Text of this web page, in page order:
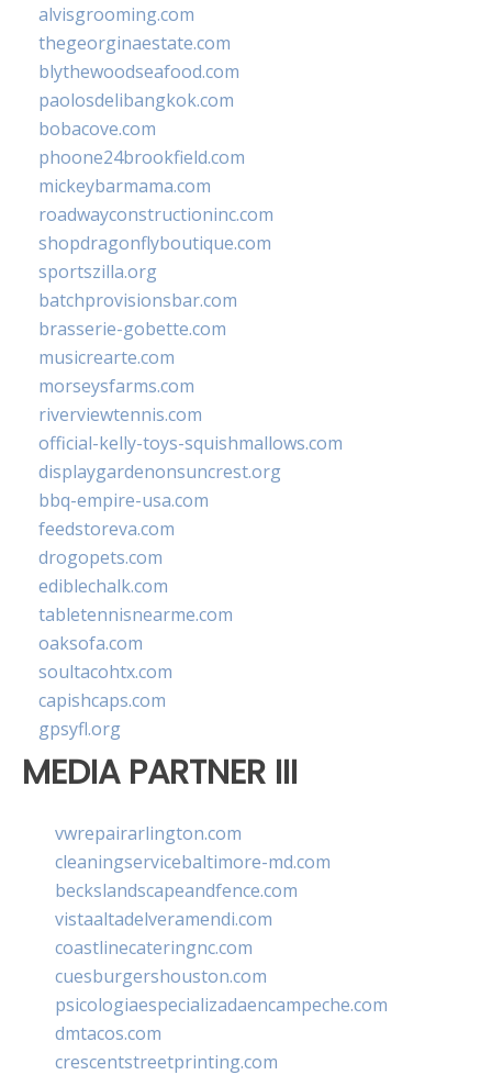
alvisgrooming.com
thegeorginaestate.com
blythewoodseafood.com
paolosdelibangkok.com
bobacove.com
phoone24brookfield.com
mickeybarmama.com
roadwayconstructioninc.com
shopdragonflyboutique.com
sportszilla.org
batchprovisionsbar.com
brasserie-gobette.com
musicrearte.com
morseysfarms.com
riverviewtennis.com
official-kelly-toys-squishmallows.com
displaygardenonsuncrest.org
bbq-empire-usa.com
feedstoreva.com
drogopets.com
ediblechalk.com
tabletennisnearme.com
oaksofa.com
soultacohtx.com
capishcaps.com
gpsyfl.org
MEDIA PARTNER III
vwrepairarlington.com
cleaningservicebaltimore-md.com
beckslandscapeandfence.com
vistaaltadelveramendi.com
coastlinecateringnc.com
cuesburgershouston.com
psicologiaespecializadaencampeche.com
dmtacos.com
crescentstreetprinting.com